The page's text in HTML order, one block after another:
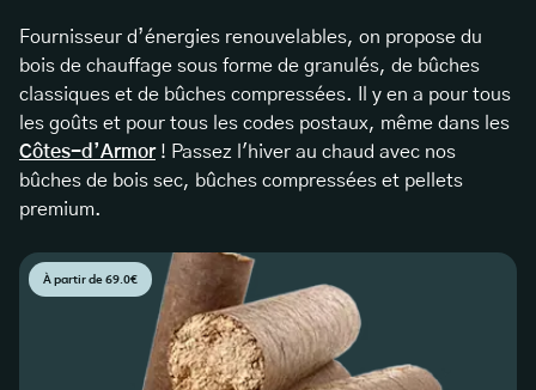
Fournisseur d’énergies renouvelables, on propose du
bois de chauffage sous forme de granulés, de bûches
classiques et de bûches compressées. Il y en a pour tous
les goûts et pour tous les codes postaux, même dans les
Côtes-d’Armor! Passez l'hiver au chaud avec nos
bûches de bois sec, bûches compressées et pellets
premium.
À partir de 69.0€